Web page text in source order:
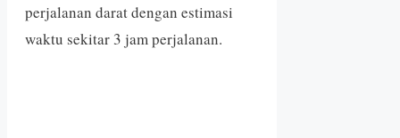
perjalanan darat dengan estimasi
waktu sekitar 3 jam perjalanan.